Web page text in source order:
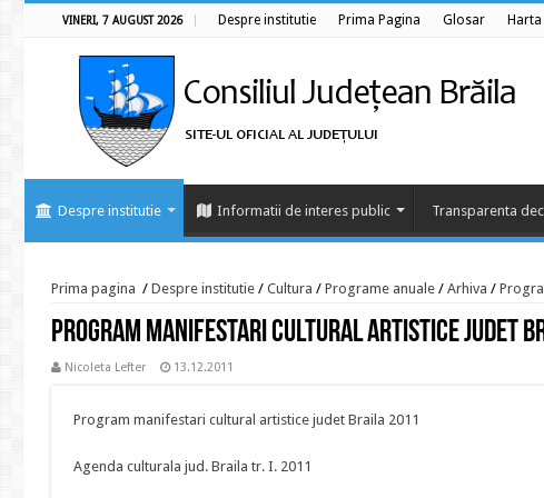
VINERI, 7 AUGUST 2026 Despre institutie Prima Pagina Glosar
Despre institutie Informatii de interes public Transparenta
Prima pagina / Despre institutie / Cultura / Programe anuale / Arhiva /
Program manifestari cultural artistice judet
Nicoleta Lefter 13.12.2011
Program manifestari cultural artistice judet Braila 2011
Agenda culturala jud. Braila tr. I. 2011